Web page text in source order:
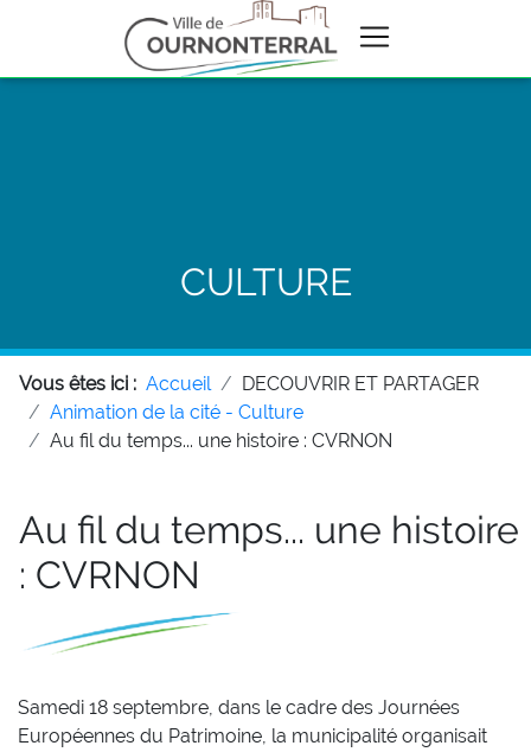
CULTURE
Vous êtes ici : Accueil
DECOUVRIR ET PARTAGER
Animation de la cité - Culture
Au fil du temps... une histoire : CVRNON
Au fil du temps... une histoire
: CVRNON
Samedi 18 septembre, dans le cadre des Journées
Européennes du Patrimoine, la municipalité organisait